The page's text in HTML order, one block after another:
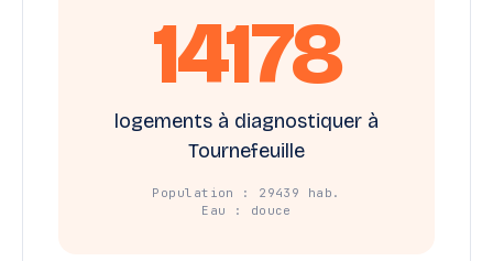
14178
logements à diagnostiquer à
Tournefeuille
Population : 29439 hab.
Eau : douce